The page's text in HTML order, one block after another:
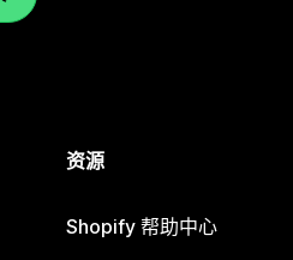
资源
Shopify 帮助中心